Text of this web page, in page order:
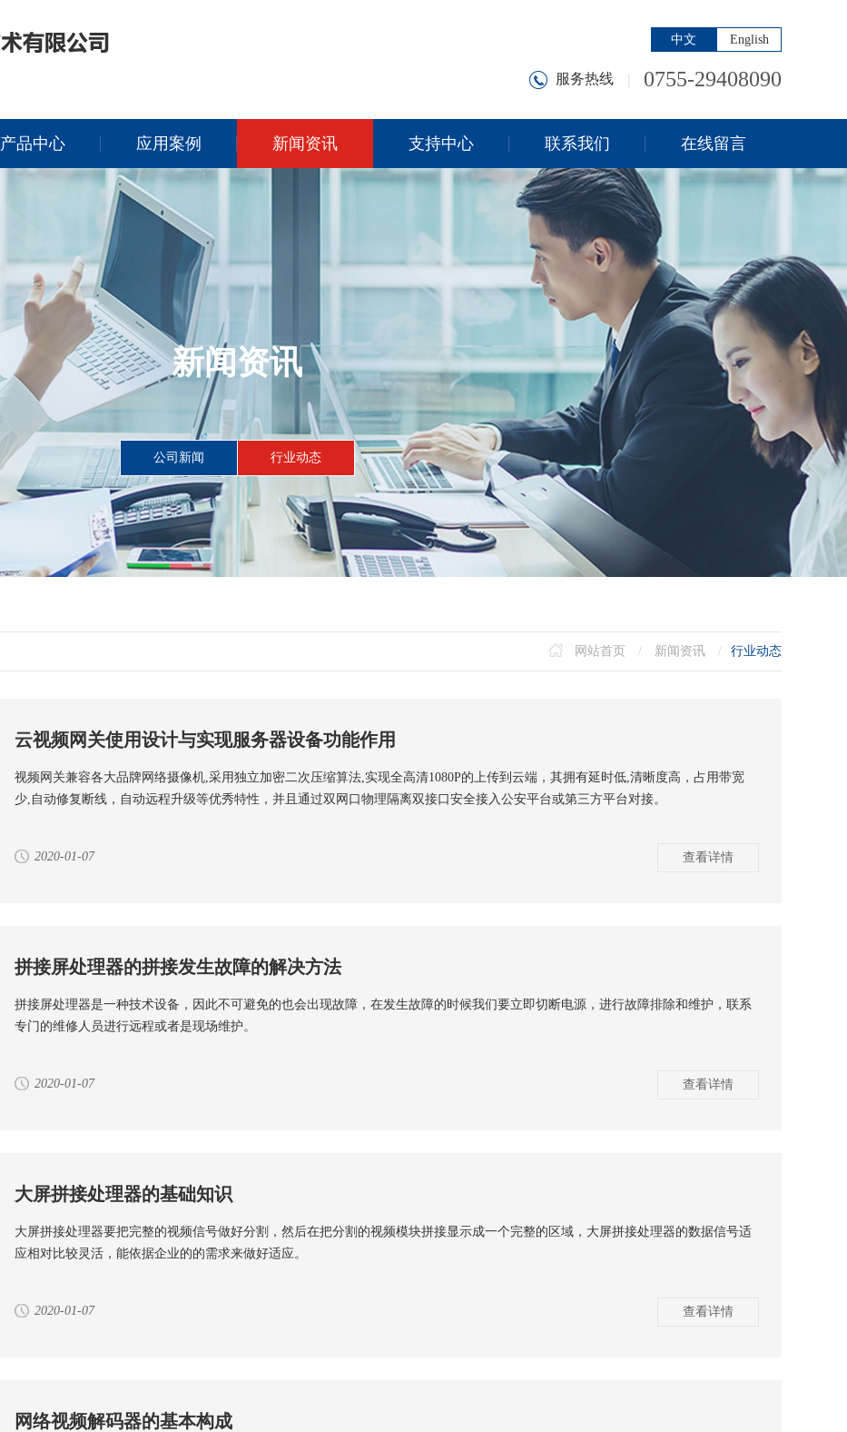
中文 English
服务热线 0755-29408090
产品中心 应用案例 新闻资讯 支持中心 联系我们 在线留言
新闻资讯
公司新闻 行业动态
网站首页 / 新闻资讯 / 行业动态
云视频网关使用设计与实现服务器设备功能作用
视频网关兼容各大品牌网络摄像机,采用独立加密二次压缩算法,实现全高清1080P的上传到云端，其拥有延时低,清晰度高，占用带宽
少,自动修复断线，自动远程升级等优秀特性，并且通过双网口物理隔离双接口安全接入公安平台或第三方平台对接。
查看详情
2020-01-07
拼接屏处理器的拼接发生故障的解决方法
拼接屏处理器是一种技术设备，因此不可避免的也会出现故障，在发生故障的时候我们要立即切断电源，进行故障排除和维护，联系
专门的维修人员进行远程或者是现场维护。
查看详情
2020-01-07
大屏拼接处理器的基础知识
大屏拼接处理器要把完整的视频信号做好分割，然后在把分割的视频模块拼接显示成一个完整的区域，大屏拼接处理器的数据信号适
应相对比较灵活，能依据企业的的需求来做好适应。
查看详情
2020-01-07
网络视频解码器的基本构成